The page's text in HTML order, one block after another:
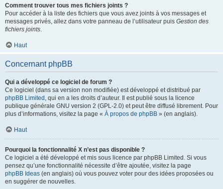
Comment trouver tous mes fichiers joints ?
Pour accéder à la liste des fichiers que vous avez joints à vos messages et
messages privés, allez dans votre panneau de l’utilisateur puis Gestion des
fichiers joints.
Haut
Concernant phpBB
Qui a développé ce logiciel de forum ?
Ce logiciel (dans sa version non modifiée) est développé et distribué par
phpBB Limited , qui en a les droits d’auteur. Il est publié sous la licence
publique générale GNU version 2 (GPL-2.0) et peut être diffusé librement. Pour
plus d’informations, visitez la page « À propos de phpBB » (en anglais).
Haut
Pourquoi la fonctionnalité X n’est pas disponible ?
Ce logiciel a été développé et mis sous licence par phpBB Limited. Si vous
pensez qu’une fonctionnalité nécessite d’être ajoutée, visitez la page
phpBB Ideas (en anglais) où vous pouvez voter pour des idées proposées ou
en suggérer de nouvelles.